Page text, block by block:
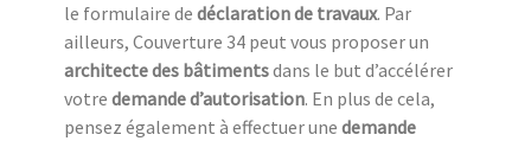
le formulaire de déclaration de travaux. Par
ailleurs, Couverture 34 peut vous proposer un
architecte des bâtimentsdans le but d’accélérer
votre demande d’autorisation. En plus de cela,
pensez également à effectuer une demande